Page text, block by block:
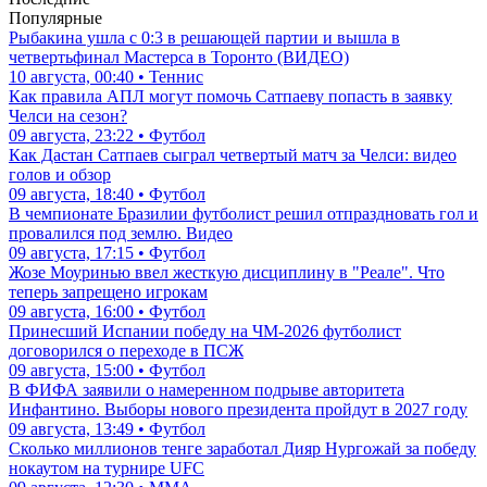
Популярные
Рыбакина ушла с 0:3 в решающей партии и вышла в
четвертьфинал Мастерса в Торонто (ВИДЕО)
10 августа, 00:40 • Теннис
Как правила АПЛ могут помочь Сатпаеву попасть в заявку
Челси на сезон?
09 августа, 23:22 • Футбол
Как Дастан Сатпаев сыграл четвертый матч за Челси: видео
голов и обзор
09 августа, 18:40 • Футбол
В чемпионате Бразилии футболист решил отпраздновать гол и
провалился под землю. Видео
09 августа, 17:15 • Футбол
Жозе Моуринью ввел жесткую дисциплину в "Реале". Что
теперь запрещено игрокам
09 августа, 16:00 • Футбол
Принесший Испании победу на ЧМ-2026 футболист
договорился о переходе в ПСЖ
09 августа, 15:00 • Футбол
В ФИФА заявили о намеренном подрыве авторитета
Инфантино. Выборы нового президента пройдут в 2027 году
09 августа, 13:49 • Футбол
Сколько миллионов тенге заработал Дияр Нургожай за победу
нокаутом на турнире UFC